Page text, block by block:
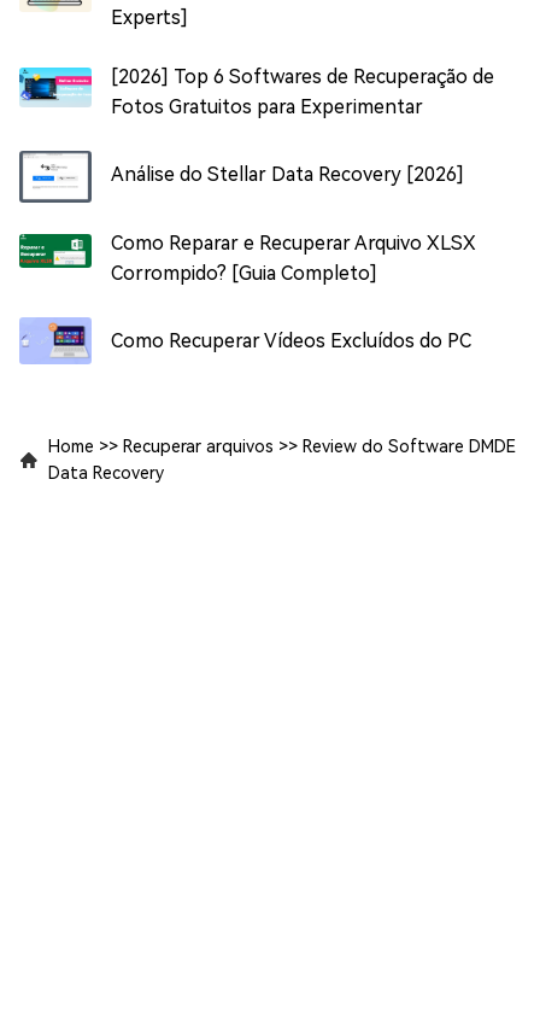
Experts]
[2026] Top 6 Softwares de Recuperação de
Fotos Gratuitos para Experimentar
Análise do Stellar Data Recovery [2026]
Como Reparar e Recuperar Arquivo XLSX
Corrompido? [Guia Completo]
Como Recuperar Vídeos Excluídos do PC
Home >> Recuperar arquivos >> Review do Software DMDE
Data Recovery